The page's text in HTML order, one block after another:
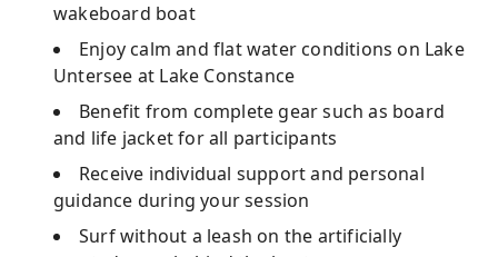
wakeboard boat
Enjoy calm and flat water conditions on Lake
Untersee at Lake Constance
Benefit from complete gear such as board
and life jacket for all participants
Receive individual support and personal
guidance during your session
Surf without a leash on the artificially